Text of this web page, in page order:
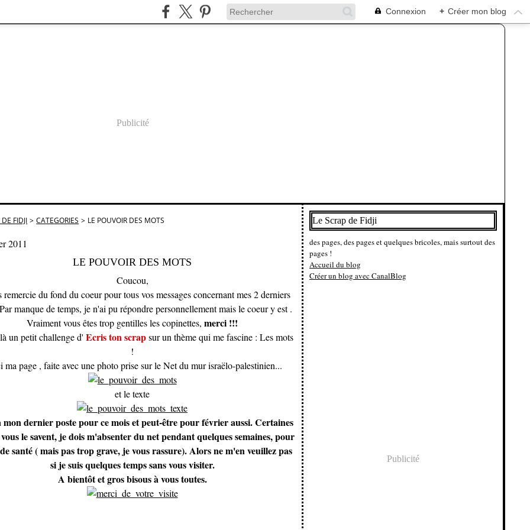
Connexion + Créer mon blog
Publicité
FIDJI > CATEGORIES > LE POUVOIR DES MOTS
2011
LE POUVOIR DES MOTS
Coucou,
remercie du fond du coeur pour tous vos messages concernant mes 2 derniers
manque de temps, je n'ai pu répondre personnellement mais le coeur y est .
Vraiment vous êtes trop gentilles les copinettes,merci !!!
un petit challenge d'Ecris ton scrapsur un thème qui me fascine : Les mots
!
ma page , faite avec une photo prise sur le Net du mur israëlo-palestinien...
et le texte
mon dernier poste pour ce mois et peut-être pour février aussi. Certaines
le savent, je dois m'absenter du net pendant quelques semaines, pour
santé ( mais pas trop grave, je vous rassure). Alors ne m'en veuillez pas
si je suis quelques temps sans vous visiter.
A bientôt et gros bisous à vous toutes.
Le Scrap de Fidji
des pages, des pages et quelques bricoles, mais surtout des
pages !
Accueil du blog
Créer un blog avec CanalBlog
Publicité